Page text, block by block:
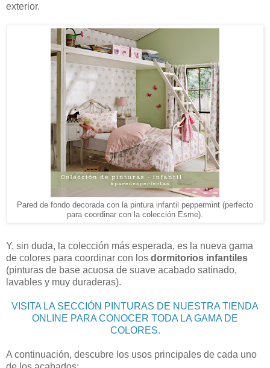
exterior.
Pared de fondo decorada con la pintura infantil peppermint (perfecto
para coordinar con la colección Esme).
Y, sin duda, la colección más esperada, es la nueva gama
de colores para coordinar con los dormitorios infantiles
(pinturas de base acuosa de suave acabado satinado,
lavables y muy duraderas).
VISITA LA SECCIÓN PINTURAS DE NUESTRA TIENDA
ONLINE PARA CONOCER TODA LA GAMA DE
COLORES.
A continuación, descubre los usos principales de cada uno